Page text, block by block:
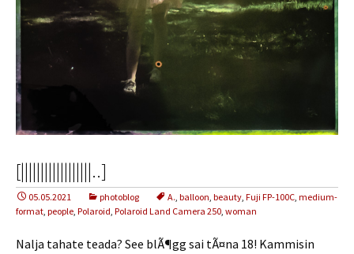
[||||||||||||||||||..]
05.05.2021 photoblog A., balloon, beauty, Fuji FP-100C, medium-
format, people, Polaroid, Polaroid Land Camera 250, woman
Nalja tahate teada? See blÃ¶gg sai tÃ¤na 18! Kammisin